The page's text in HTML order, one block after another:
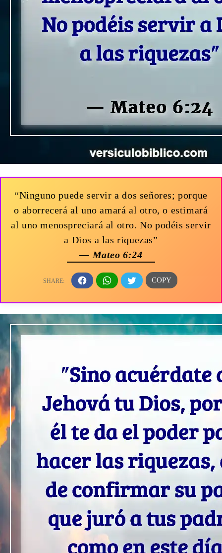
“Ninguno puede servir a dos señores; porque
o aborrecerá al uno amará al otro, o estimará
al uno menospreciará al otro. No podéis servir
a Dios a las riquezas”
— Mateo 6:24